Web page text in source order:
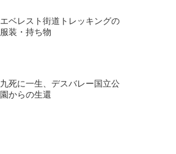
エベレスト街道トレッキングの
服装・持ち物
九死に一生、デスバレー国立公
園からの生還